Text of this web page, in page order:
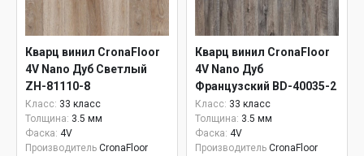
Кварц винил CronaFloor
4V Nano Дуб Светлый
ZH-81110-8
Класс: 33 класс
Толщина: 3.5 мм
Фаска: 4V
Производитель CronaFloor
Кварц винил CronaFloor
4V Nano Дуб
Французский BD-40035-2
Класс: 33 класс
Толщина: 3.5 мм
Фаска: 4V
Производитель CronaFloor